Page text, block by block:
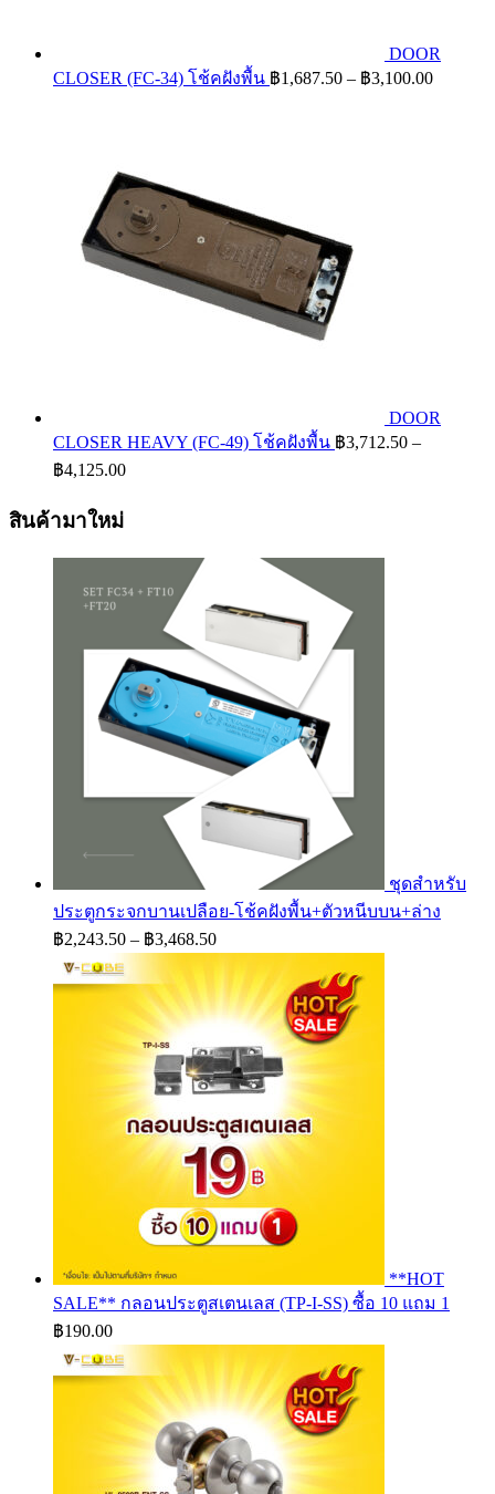
DOOR
CLOSER (FC-34) โช้คฝังพื้น ฿1,687.50 – ฿3,100.00Price
DOOR
CLOSER HEAVY (FC-49) โช้คฝังพื้น ฿3,712.50 –
฿4,125.00Price
฿4,125.00
สินค้ามาใหม่
ชุดสำหรับ
ประตูกระจกบานเปลือย-โช้คฝังพื้น+ตัวหนีบบน+ล่าง
฿2,243.50 – ฿3,468.50Price
range:
฿2,243.50
through
฿3,468.50
**HOT
SALE** กลอนประตูสเตนเลส (TP-I-SS) ซื้อ 10 แถม 1
฿190.00